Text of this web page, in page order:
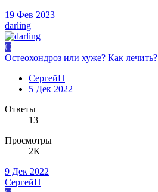
19 Фев 2023
darling
С
Остеохондроз или хуже? Как лечить?
СергейП
5 Дек 2022
Ответы
13
Просмотры
2K
9 Дек 2022
СергейП